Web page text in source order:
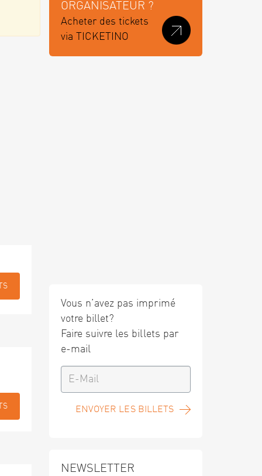
ORGANISATEUR ?
Acheter des tickets
via TICKETINO
Vous n’avez pas imprimé
votre billet?
Faire suivre les billets par
e-mail
ENVOYER LES BILLETS
NEWSLETTER